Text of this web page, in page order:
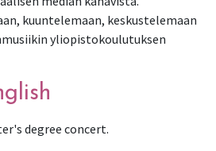
kuuntelemaan, keskustelemaan
yliopistokoulutuksen
degree concert.